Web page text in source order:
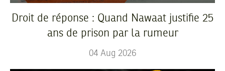
Droit de réponse : Quand Nawaat justifie 25
ans de prison par la rumeur
04 Aug 2026